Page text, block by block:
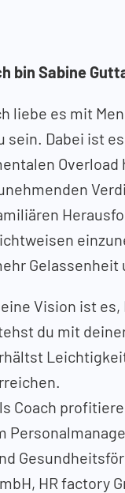
bin Sabine
liebe es mit
sein. Dabei ist
Gelassenheit
Vision ist
du mit
Coach
HR factory